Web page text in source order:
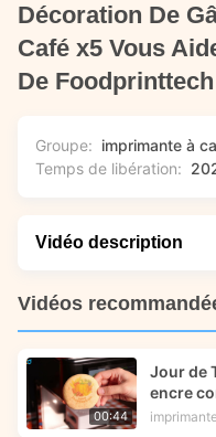
Décoration De
Café x5 Vous
De Foodprinttech
Groupe: imprimante à
Temps de libération:
Vidéo description
Vous voulez savoir
Foodprinttech
montrant étape par
complexes directement
Vidéos
00:44
Jour de
encre